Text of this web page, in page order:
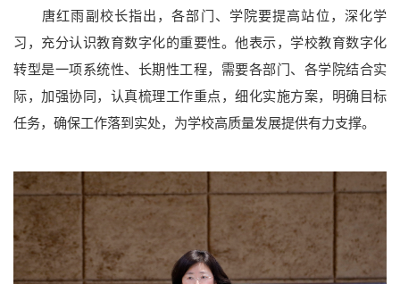
唐红雨副校长指出，各部门、学院要提高站位，深化学
习，充分认识教育数字化的重要性。他表示，学校教育数字化
转型是一项系统性、长期性工程，需要各部门、各学院结合实
际，加强协同，认真梳理工作重点，细化实施方案，明确目标
任务，确保工作落到实处，为学校高质量发展提供有力支撑。